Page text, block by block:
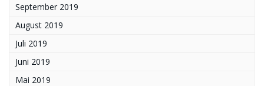
September 2019
August 2019
Juli 2019
Juni 2019
Mai 2019